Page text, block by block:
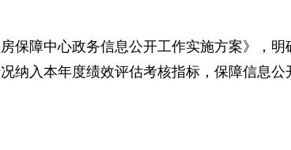
保障中心政务信息公开工作实施方案》，
纳入本年度绩效评估考核指标，保障信息